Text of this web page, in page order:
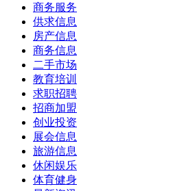
商务服务
供求信息
房产信息
商务信息
二手市场
教育培训
求职招聘
招商加盟
创业投资
展会信息
旅游信息
休闲娱乐
体育健身